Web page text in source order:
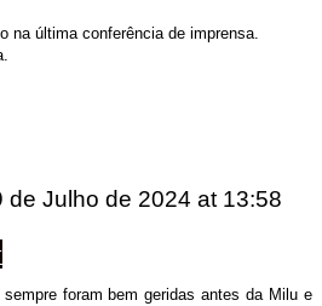
na última conferência de imprensa.
de Julho de 2024 at 13:58
foram bem geridas antes da Milu e